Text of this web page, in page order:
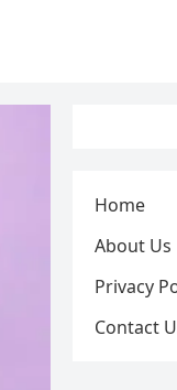
Home
About Us
Privacy
⁠Contact